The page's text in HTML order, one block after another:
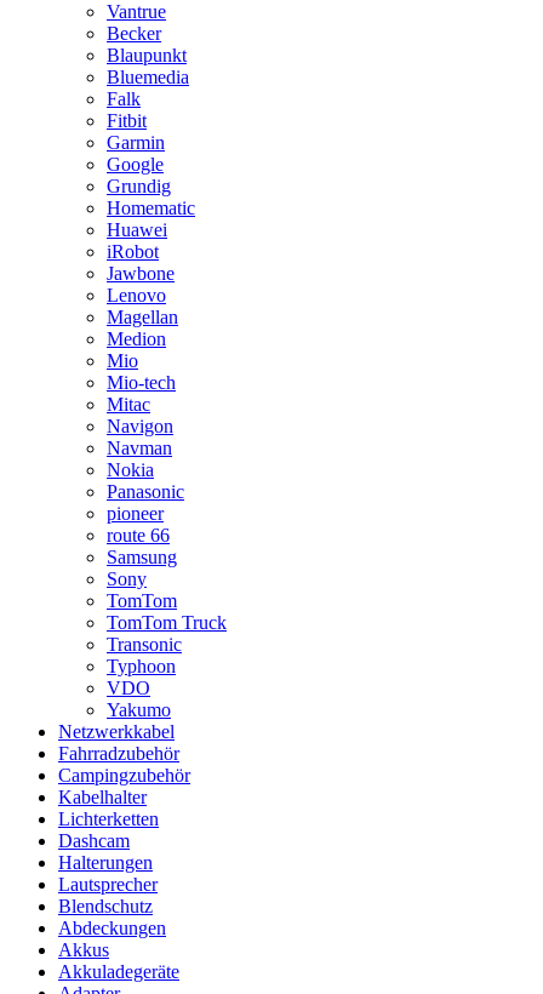
Vantrue
Becker
Blaupunkt
Bluemedia
Falk
Fitbit
Garmin
Google
Grundig
Homematic
Huawei
iRobot
Jawbone
Lenovo
Magellan
Medion
Mio
Mio-tech
Mitac
Navigon
Navman
Nokia
Panasonic
pioneer
route 66
Samsung
Sony
TomTom
TomTom Truck
Transonic
Typhoon
VDO
Yakumo
Netzwerkkabel
Fahrradzubehör
Campingzubehör
Kabelhalter
Lichterketten
Dashcam
Halterungen
Lautsprecher
Blendschutz
Abdeckungen
Akkus
Akkuladegeräte